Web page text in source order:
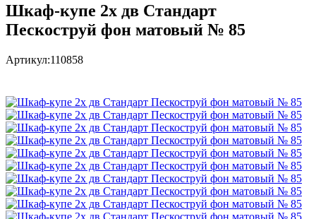
Шкаф-купе 2х дв Стандарт
Пескоструй фон матовый № 85
Артикул:110858